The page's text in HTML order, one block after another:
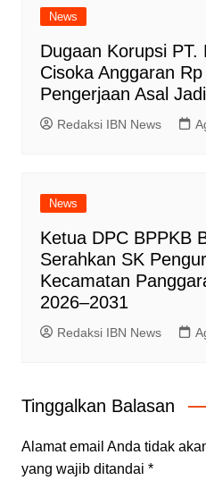
News
Dugaan Korupsi PT.
Cisoka Anggaran
Pengerjaan Asal
Redaksi IBN News
News
Ketua DPC BPPKB
Serahkan SK
Kecamatan
2026–2031
Redaksi IBN News
Tinggalkan Balasan
Alamat email Anda tidak
yang wajib ditandai *